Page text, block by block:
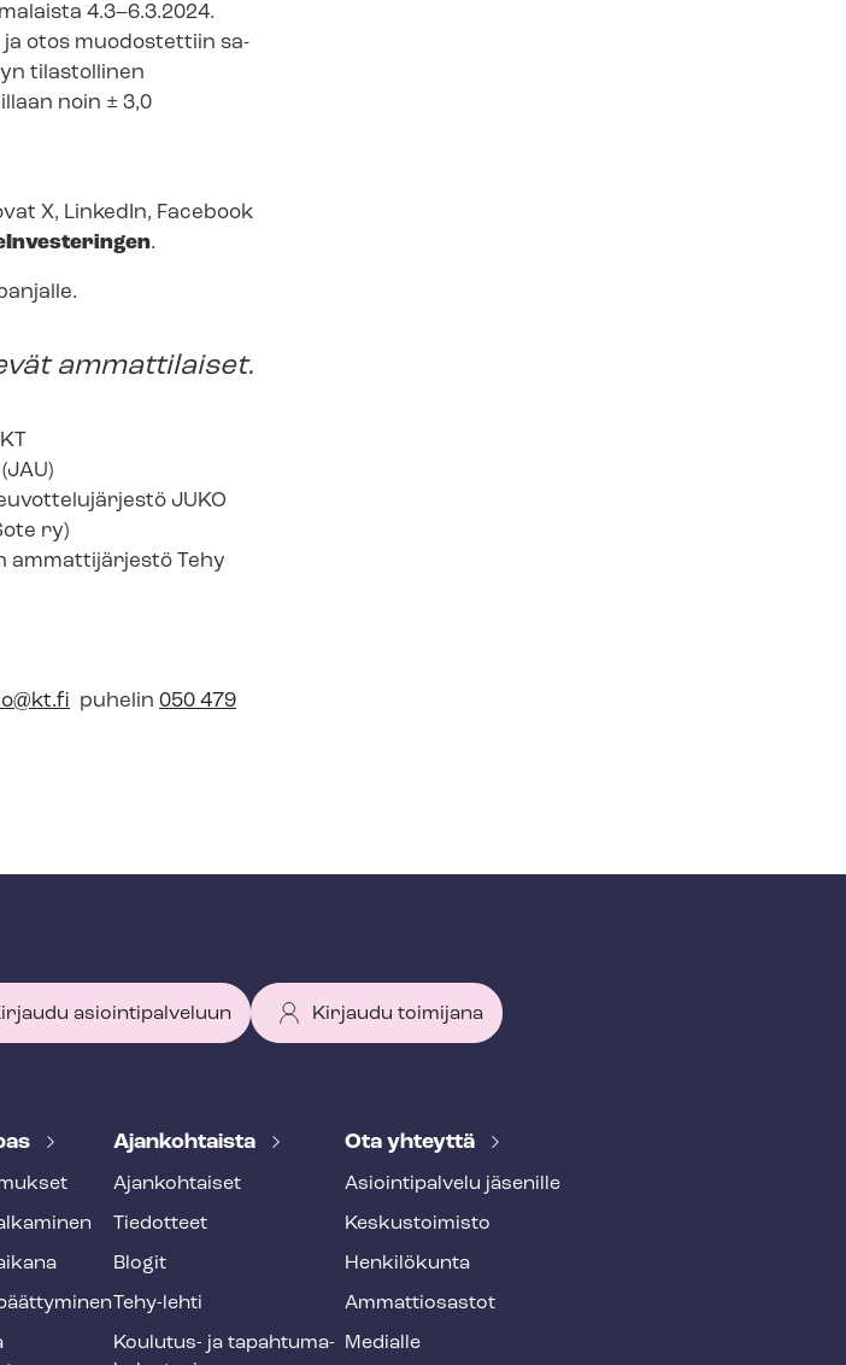
4.3–6.3.2024.
ja otos muodostettiin sa­
tilastollinen
noin ± 3,0
X, LinkedIn, Facebook
.
ammattilaiset.
JUKO
ry)
ammattijärjestö Tehy
puhelin 050 479
asiointipalveluun Kirjaudu toimijana
Ajankohtaista
Ajankohtaiset
Tiedotteet
Blogit
Tehy-lehti
Koulutus- ja ta­pah­tu­ma­
Ota yhteyttä
Asioin­ti­pal­ve­lu jäsenille
Keskustoimisto
Henkilökunta
Ammattiosastot
Medialle